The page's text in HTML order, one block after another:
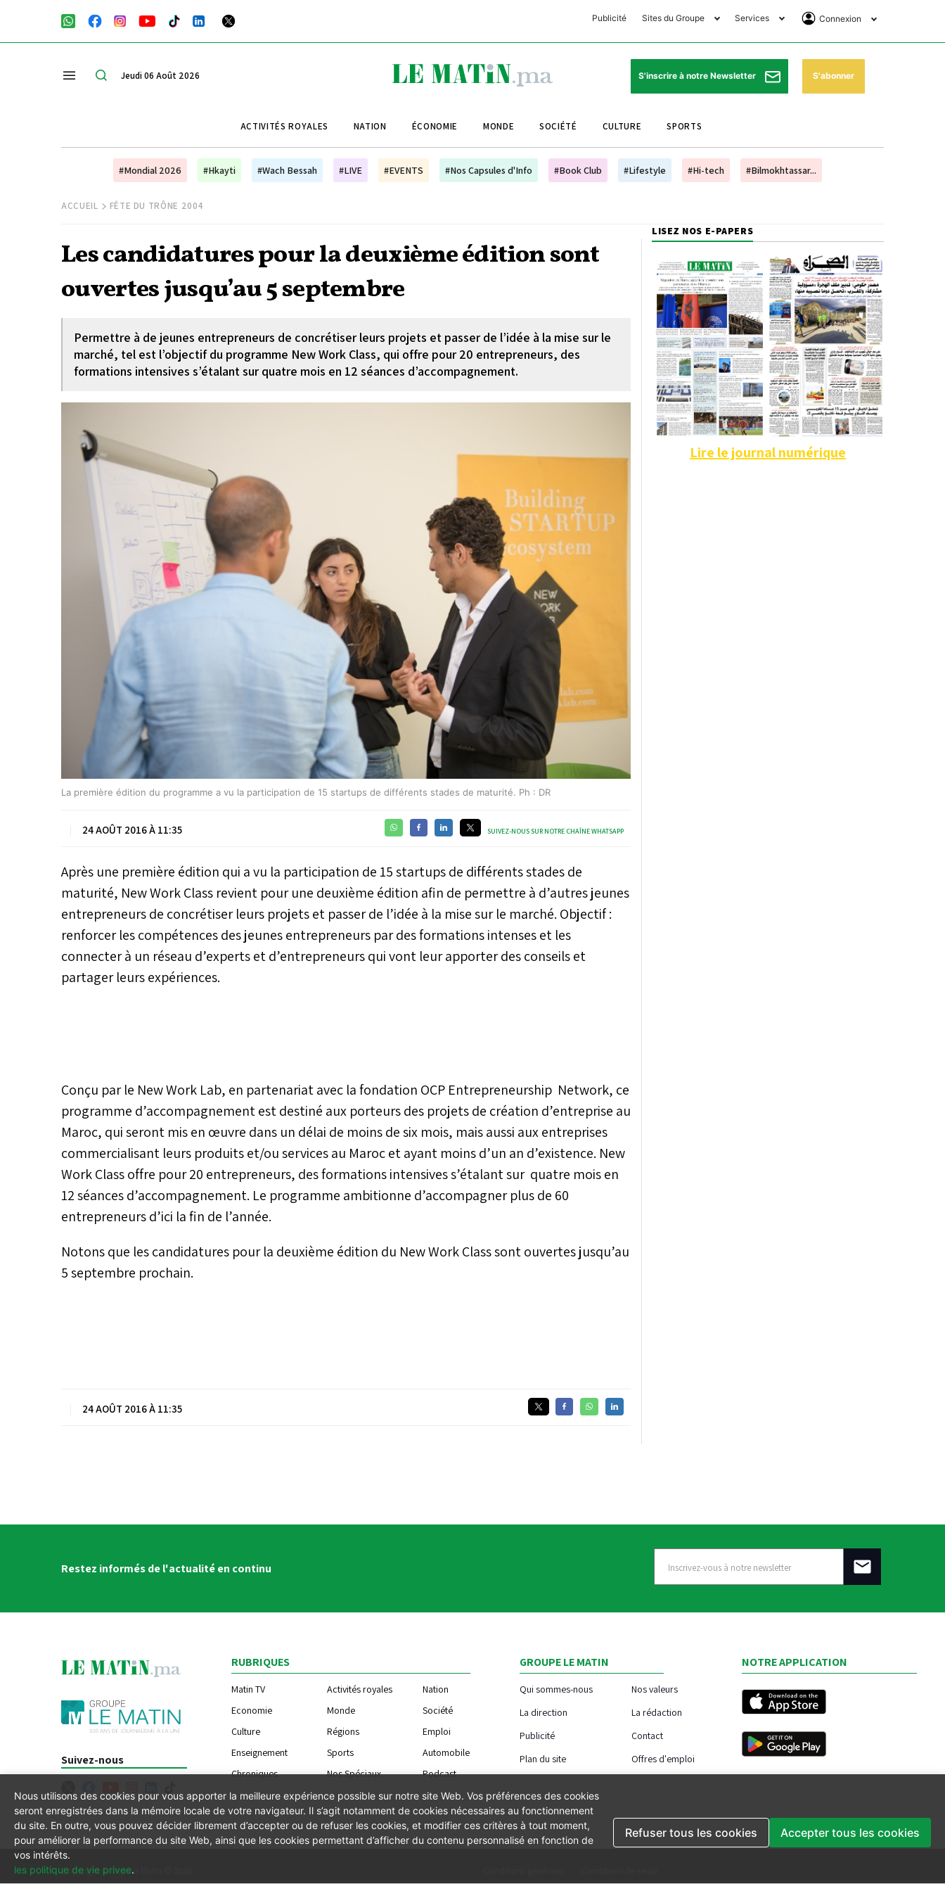
Publicité Sites du Groupe
Club Avantages
Le Matin Sports
Le Matin Store
Le Matin Annonces
Morocco Today Forum
Bookclub
Services
Horaires de prières
Pharmacies de garde
Programme TV
Cinéma
Connexion
Se Connecter
Abonnement
Jeudi 06 Août 2026 S'inscrire à notre Newsletter S'abonner
ACTIVITÉS ROYALES NATION ÉCONOMIE MONDE SOCIÉTÉ CULTURE SPORTS
#Mondial 2026 #Hkayti #Wach Bessah #LIVE #EVENTS #Nos Capsules d'Info #Book Club #Lifestyle #Hi-tech #Bilmokhtassar...
ACCUEIL FÊTE DU TRÔNE 2004
Les candidatures pour la deuxième édition sont
ouvertes jusqu’au 5 septembre
Permettre à de jeunes entrepreneurs de concrétiser leurs projets et passer de l’idée à la mise sur le
marché, tel est l’objectif du programme New Work Class, qui offre pour 20 entrepreneurs, des
formations intensives s’étalant sur quatre mois en 12 séances d’accompagnement.
La première édition du programme a vu la participation de 15 startups de différents stades de maturité. Ph : DR
24 AOÛT 2016 À 11:35 SUIVEZ-NOUS SUR NOTRE CHAÎNE WHATSAPP
Après une première édition qui a vu la participation de 15 startups de différents stades de
maturité, New Work Class revient pour une deuxième édition afin de permettre à d’autres jeunes
entrepreneurs de concrétiser leurs projets et passer de l’idée à la mise sur le marché. Objectif :
renforcer les compétences des jeunes entrepreneurs par des formations intenses et les
connecter à un réseau d’experts et d’entrepreneurs qui vont leur apporter des conseils et
partager leurs expériences.
Conçu par le New Work Lab, en partenariat avec la fondation OCP Entrepreneurship Network, ce
programme d’accompagnement est destiné aux porteurs des projets de création d’entreprise au
Maroc, qui seront mis en œuvre dans un délai de moins de six mois, mais aussi aux entreprises
commercialisant leurs produits et/ou services au Maroc et ayant moins d’un an d’existence. New
Work Class offre pour 20 entrepreneurs, des formations intensives s’étalant sur quatre mois en
12 séances d’accompagnement. Le programme ambitionne d’accompagner plus de 60
entrepreneurs d’ici la fin de l’année.
Notons que les candidatures pour la deuxième édition du New Work Class sont ouvertes jusqu’au
5 septembre prochain.
24 AOÛT 2016 À 11:35
LISEZ NOS E-PAPERS
Lire le journal numérique
Restez informés de l'actualité en continu
Suivez-nous
RUBRIQUES
Matin TV Activités royales
Nation
Economie
Monde
Société
Culture
Régions
Emploi
Enseignement
Sports
Automobile
Chroniques
Nos Spéciaux Podcast
GROUPE LE MATIN
Qui sommes-nous
Nos valeurs
La direction
La rédaction
Publicité
Contact
Plan du site
Offres d'emploi
NOTRE APPLICATION
Copyright Groupe le Matin © 2026
Nous utilisons des cookies pour vous apporter la meilleure expérience possible sur notre site Web. Vos préférences des cookies
seront enregistrées dans la mémoire locale de votre navigateur. Il s’agit notamment de cookies nécessaires au fonctionnement
du site. En outre, vous pouvez décider librement d’accepter ou de refuser les cookies, et modifier ces critères à tout moment,
pour améliorer la performance du site Web, ainsi que les cookies permettant d’afficher du contenu personnalisé en fonction de
vos intérêts.
les politique de vie privee.
Refuser tous les cookies Accepter tous les cookies